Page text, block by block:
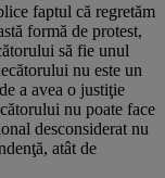
faptul că regretăm
formă de protest,
să fie unul
nu este un
a avea o justiţie
nu poate face
desconsiderat nu
atât de